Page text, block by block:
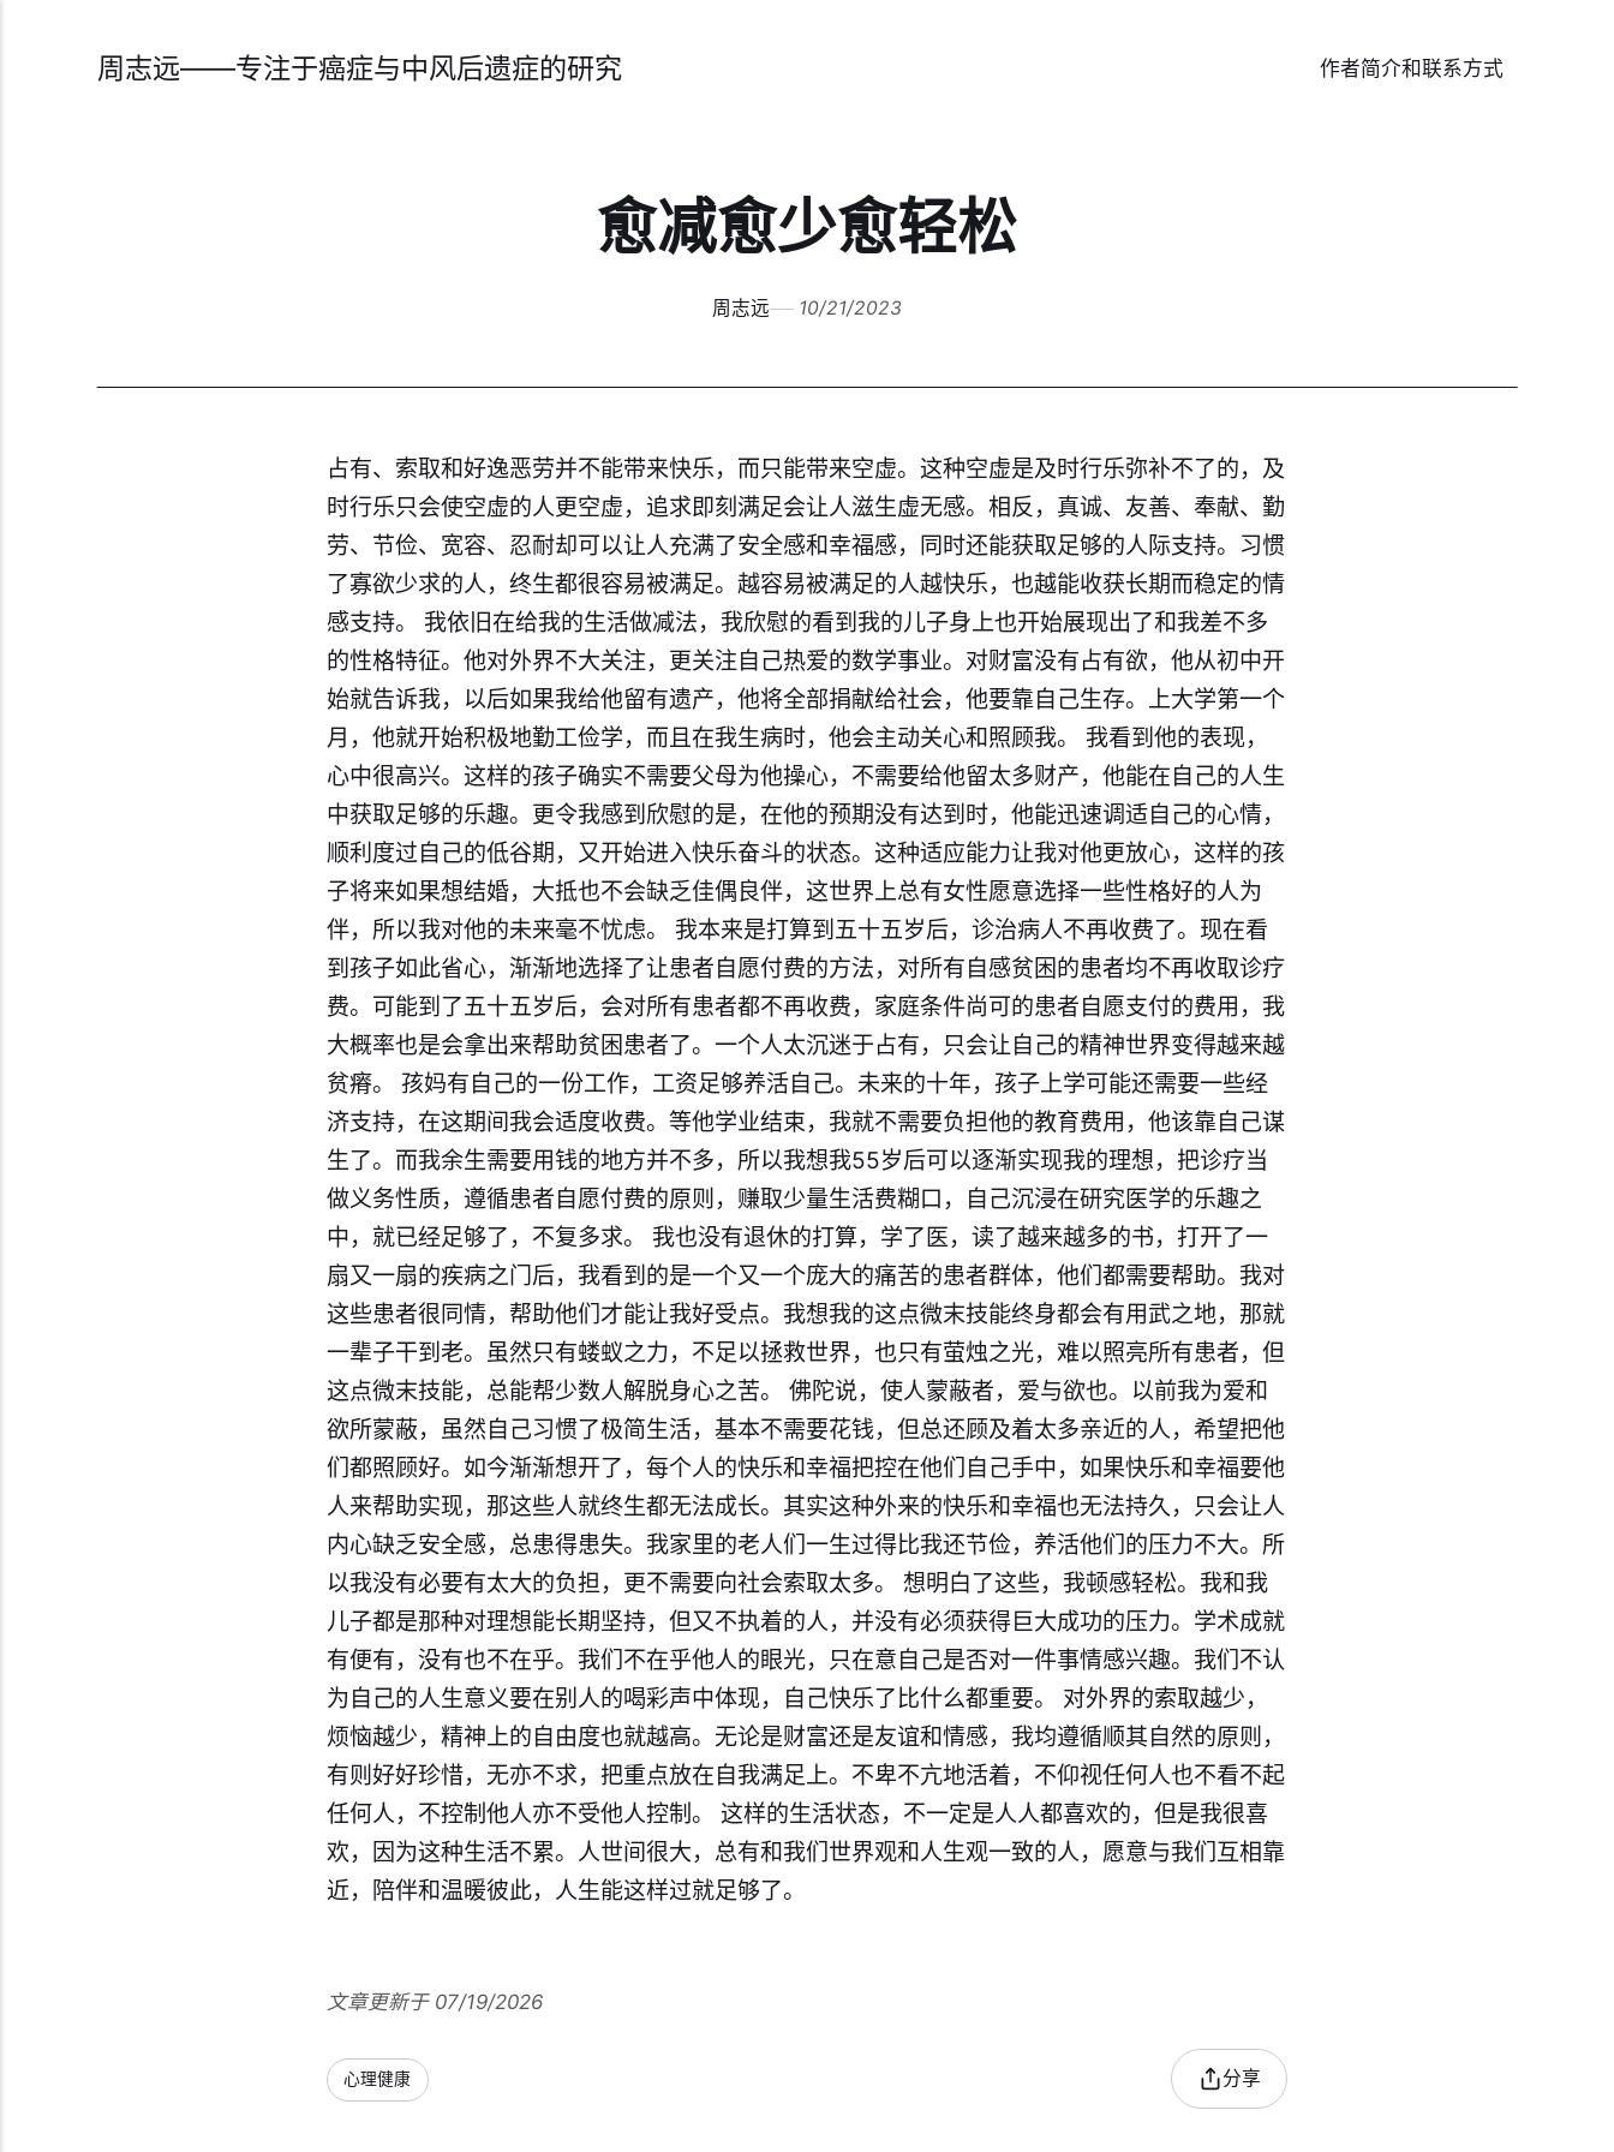
周志远——专注于癌症与中风后遗症的研究 作者简介和联系方式
愈减愈少愈轻松
周志远 10/21/2023
占有、索取和好逸恶劳并不能带来快乐，而只能带来空虚。这种空虚是及时行乐弥补不了的，及
时行乐只会使空虚的人更空虚，追求即刻满足会让人滋生虚无感。相反，真诚、友善、奉献、勤
劳、节俭、宽容、忍耐却可以让人充满了安全感和幸福感，同时还能获取足够的人际支持。习惯
了寡欲少求的人，终生都很容易被满足。越容易被满足的人越快乐，也越能收获长期而稳定的情
感支持。 我依旧在给我的生活做减法，我欣慰的看到我的儿子身上也开始展现出了和我差不多
的性格特征。他对外界不大关注，更关注自己热爱的数学事业。对财富没有占有欲，他从初中开
始就告诉我，以后如果我给他留有遗产，他将全部捐献给社会，他要靠自己生存。上大学第一个
月，他就开始积极地勤工俭学，而且在我生病时，他会主动关心和照顾我。 我看到他的表现，
心中很高兴。这样的孩子确实不需要父母为他操心，不需要给他留太多财产，他能在自己的人生
中获取足够的乐趣。更令我感到欣慰的是，在他的预期没有达到时，他能迅速调适自己的心情，
顺利度过自己的低谷期，又开始进入快乐奋斗的状态。这种适应能力让我对他更放心，这样的孩
子将来如果想结婚，大抵也不会缺乏佳偶良伴，这世界上总有女性愿意选择一些性格好的人为
伴，所以我对他的未来毫不忧虑。 我本来是打算到五十五岁后，诊治病人不再收费了。现在看
到孩子如此省心，渐渐地选择了让患者自愿付费的方法，对所有自感贫困的患者均不再收取诊疗
费。可能到了五十五岁后，会对所有患者都不再收费，家庭条件尚可的患者自愿支付的费用，我
大概率也是会拿出来帮助贫困患者了。一个人太沉迷于占有，只会让自己的精神世界变得越来越
贫瘠。 孩妈有自己的一份工作，工资足够养活自己。未来的十年，孩子上学可能还需要一些经
济支持，在这期间我会适度收费。等他学业结束，我就不需要负担他的教育费用，他该靠自己谋
生了。而我余生需要用钱的地方并不多，所以我想我55岁后可以逐渐实现我的理想，把诊疗当
做义务性质，遵循患者自愿付费的原则，赚取少量生活费糊口，自己沉浸在研究医学的乐趣之
中，就已经足够了，不复多求。 我也没有退休的打算，学了医，读了越来越多的书，打开了一
扇又一扇的疾病之门后，我看到的是一个又一个庞大的痛苦的患者群体，他们都需要帮助。我对
这些患者很同情，帮助他们才能让我好受点。我想我的这点微末技能终身都会有用武之地，那就
一辈子干到老。虽然只有蝼蚁之力，不足以拯救世界，也只有萤烛之光，难以照亮所有患者，但
这点微末技能，总能帮少数人解脱身心之苦。 佛陀说，使人蒙蔽者，爱与欲也。以前我为爱和
欲所蒙蔽，虽然自己习惯了极简生活，基本不需要花钱，但总还顾及着太多亲近的人，希望把他
们都照顾好。如今渐渐想开了，每个人的快乐和幸福把控在他们自己手中，如果快乐和幸福要他
人来帮助实现，那这些人就终生都无法成长。其实这种外来的快乐和幸福也无法持久，只会让人
内心缺乏安全感，总患得患失。我家里的老人们一生过得比我还节俭，养活他们的压力不大。所
以我没有必要有太大的负担，更不需要向社会索取太多。 想明白了这些，我顿感轻松。我和我
儿子都是那种对理想能长期坚持，但又不执着的人，并没有必须获得巨大成功的压力。学术成就
有便有，没有也不在乎。我们不在乎他人的眼光，只在意自己是否对一件事情感兴趣。我们不认
为自己的人生意义要在别人的喝彩声中体现，自己快乐了比什么都重要。 对外界的索取越少，
烦恼越少，精神上的自由度也就越高。无论是财富还是友谊和情感，我均遵循顺其自然的原则，
有则好好珍惜，无亦不求，把重点放在自我满足上。不卑不亢地活着，不仰视任何人也不看不起
任何人，不控制他人亦不受他人控制。 这样的生活状态，不一定是人人都喜欢的，但是我很喜
欢，因为这种生活不累。人世间很大，总有和我们世界观和人生观一致的人，愿意与我们互相靠
近，陪伴和温暖彼此，人生能这样过就足够了。
文章更新于 07/19/2026
心理健康 分享